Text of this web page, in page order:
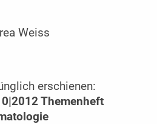
Weiss
erschienen:
Themenheft